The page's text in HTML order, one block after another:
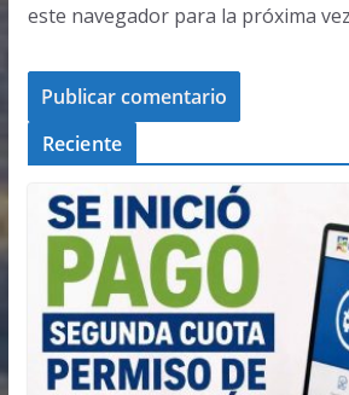
este navegador para la próxima
Reciente